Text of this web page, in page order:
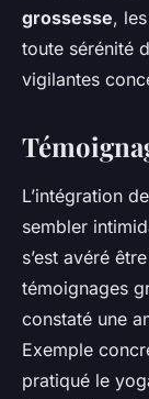
grossesse,
toute sérénité
vigilantes
L’intégration
sembler
s’est avéré
témoignages
constaté une
Exemple
pratiqué le